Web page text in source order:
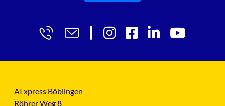
AI xpress Böblingen
Röhrer Weg 8